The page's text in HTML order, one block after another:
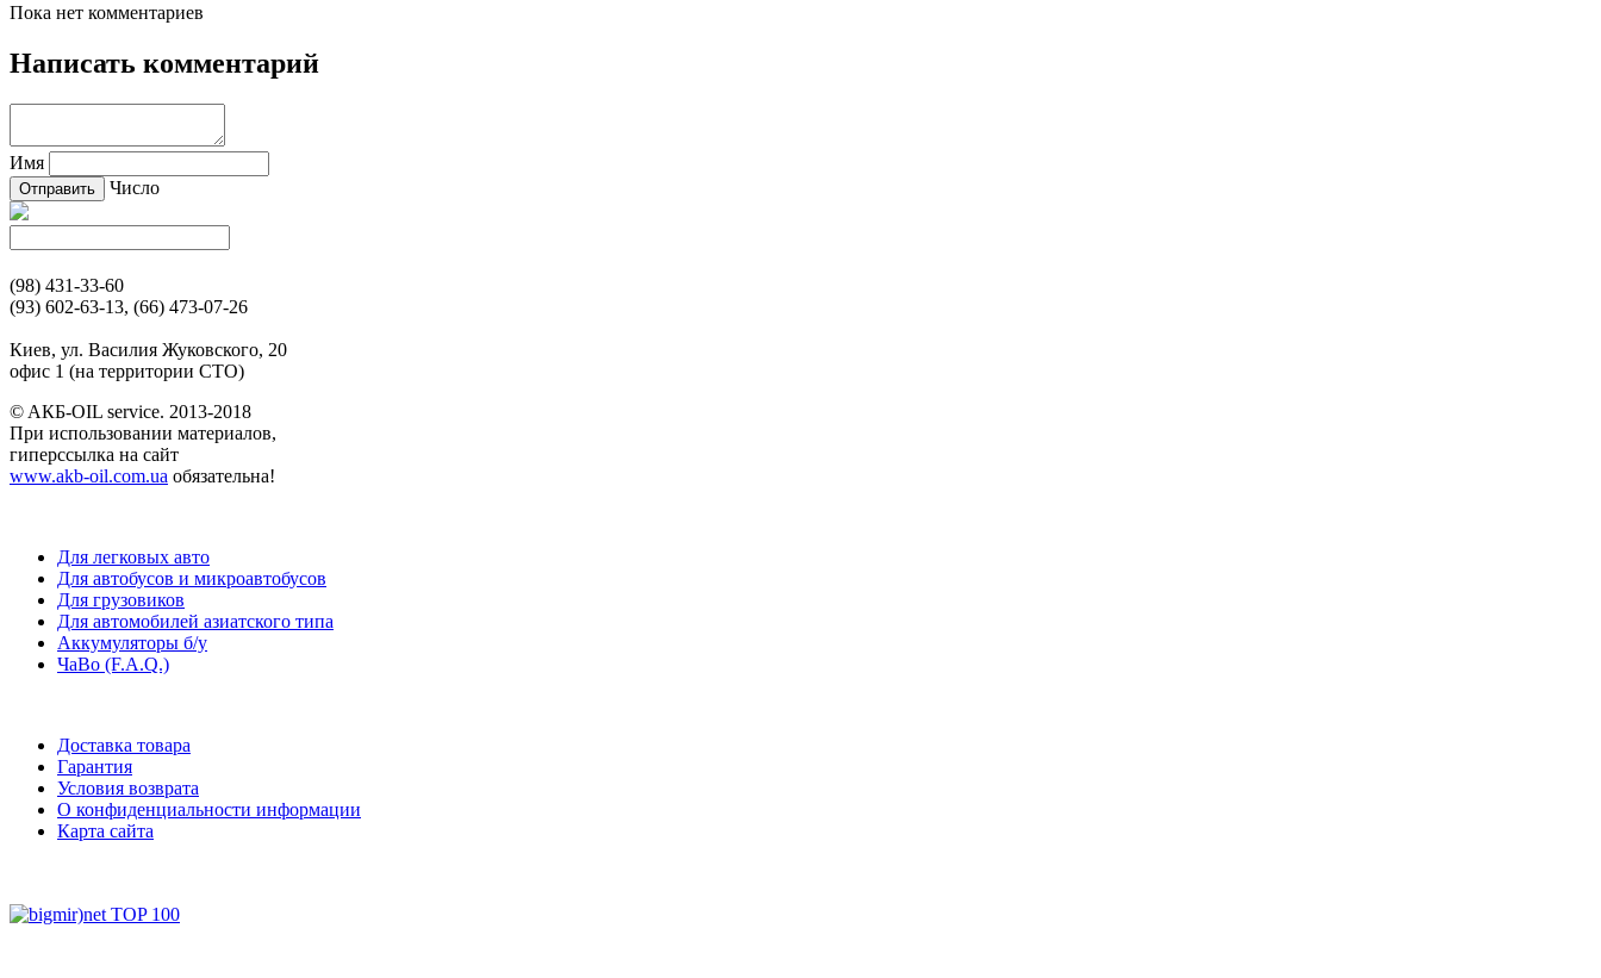
Пока нет комментариев
Написать комментарий
Имя
Число
(98) 431-33-60
(93) 602-63-13, (66) 473-07-26
Киев, ул. Василия Жуковского, 20
офис 1 (на территории СТО)
© AКБ-OIL service. 2013-2018
При использовании материалов,
гиперссылка на сайт
www.akb-oil.com.ua обязательна!
Для легковых авто
Для автобусов и микроавтобусов
Для грузовиков
Для автомобилей азиатского типа
Аккумуляторы б/у
ЧаВо (F.A.Q.)
Доставка товара
Гарантия
Условия возврата
О конфиденциальности информации
Карта сайта